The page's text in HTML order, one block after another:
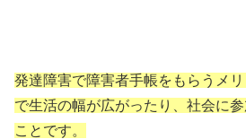
発達障害で障害者手帳をもらうメ
で生活の幅が広がったり、社会に
ことです。